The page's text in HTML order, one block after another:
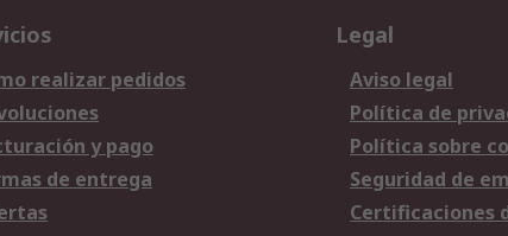
realizar pedidos
y pago
de entrega
Legal
Aviso legal
Política de
Política sobre
Seguridad de
Certificaciones